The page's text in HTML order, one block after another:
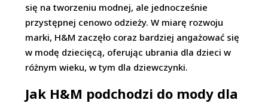
się na tworzeniu modnej, ale jednocześnie
przystępnej cenowo odzieży. W miarę rozwoju
marki, H&M zaczęło coraz bardziej angażować się
w modę dziecięcą, oferując ubrania dla dzieci w
różnym wieku, w tym dla dziewczynki.
Jak H&M podchodzi do mody dla